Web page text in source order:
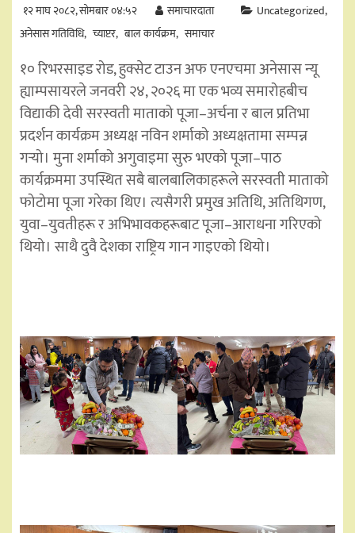
१२ माघ २०८२, सोमबार ०४:५२ समाचारदाता
Uncategorized
अनेसास गतिविधि च्याप्टर बाल कार्यक्रम समाचार
१० रिभरसाइड रोड, हुक्सेट टाउन अफ एनएचमा अनेसास न्यू
ह्याम्पसायरले जनवरी २४, २०२६ मा एक भव्य समारोहबीच
विद्याकी देवी सरस्वती माताको पूजा–अर्चना र बाल प्रतिभा
प्रदर्शन कार्यक्रम अध्यक्ष नविन शर्माको अध्यक्षतामा सम्पन्न
गर्‍यो। मुना शर्माको अगुवाइमा सुरु भएको पूजा–पाठ
कार्यक्रममा उपस्थित सबै बालबालिकाहरूले सरस्वती माताको
फोटोमा पूजा गरेका थिए। त्यसैगरी प्रमुख अतिथि, अतिथिगण,
युवा–युवतीहरू र अभिभावकहरूबाट पूजा–आराधना गरिएको
थियो। साथै दुवै देशका राष्ट्रिय गान गाइएको थियो।